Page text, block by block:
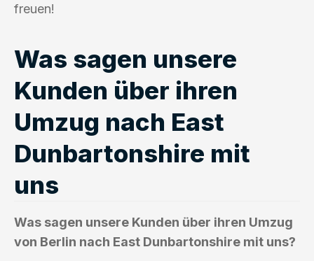
freuen!
Was sagen unsere
Kunden über ihren
Umzug nach East
Dunbartonshire mit
uns
Was sagen unsere Kunden über ihren Umzug
von Berlin nach East Dunbartonshire mit uns?